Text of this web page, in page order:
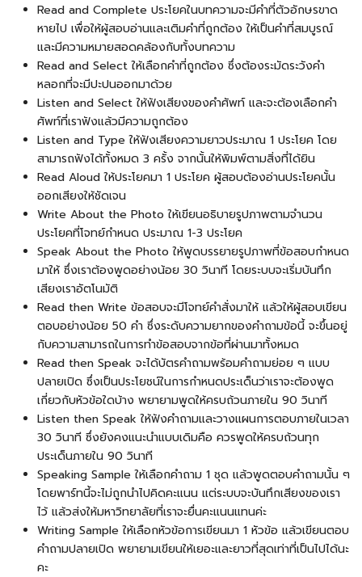
Read and Complete ประโยคในบทความจะมีคำที่ตัวอักษรขาด
หายไป เพื่อให้ผู้สอบอ่านและเติมคำที่ถูกต้อง ให้เป็นคำที่สมบูรณ์
และมีความหมายสอดคล้องกับทั้งบทความ
Read and Select ให้เลือกคำที่ถูกต้อง ซึ่งต้องระมัดระวังคำ
หลอกที่จะมีปะปนออกมาด้วย
Listen and Select ให้ฟังเสียงของคำศัพท์ และจะต้องเลือกคำ
ศัพท์ที่เราฟังแล้วมีความถูกต้อง
Listen and Type ให้ฟังเสียงความยาวประมาณ 1 ประโยค โดย
สามารถฟังได้ทั้งหมด 3 ครั้ง จากนั้นให้พิมพ์ตามสิ่งที่ได้ยิน
Read Aloud ให้ประโยคมา 1 ประโยค ผู้สอบต้องอ่านประโยคนั้น
ออกเสียงให้ชัดเจน
Write About the Photo ให้เขียนอธิบายรูปภาพตามจำนวน
ประโยคที่โจทย์กำหนด ประมาณ 1-3 ประโยค
Speak About the Photo ให้พูดบรรยายรูปภาพที่ข้อสอบกำหนด
มาให้ ซึ่งเราต้องพูดอย่างน้อย 30 วินาที โดยระบบจะเริ่มบันทึก
เสียงเราอัตโนมัติ
Read then Write ข้อสอบจะมีโจทย์คำสั่งมาให้ แล้วให้ผู้สอบเขียน
ตอบอย่างน้อย 50 คำ ซึ่งระดับความยากของคำถามข้อนี้ จะขึ้นอยู่
กับความสามารถในการทำข้อสอบจากข้อที่ผ่านมาทั้งหมด
Read then Speak จะได้บัตรคำถามพร้อมคำถามย่อย ๆ แบบ
ปลายเปิด ซึ่งเป็นประโยชน์ในการกำหนดประเด็นว่าเราจะต้องพูด
เกี่ยวกับหัวข้อใดบ้าง พยายามพูดให้ครบถ้วนภายใน 90 วินาที
Listen then Speak ให้ฟังคำถามและวางแผนการตอบภายในเวลา
30 วินาที ซึ่งยังคงแนะนำแบบเดิมคือ ควรพูดให้ครบถ้วนทุก
ประเด็นภายใน 90 วินาที
Speaking Sample ให้เลือกคำถาม 1 ชุด แล้วพูดตอบคำถามนั้น ๆ
โดยพาร์ทนี้จะไม่ถูกนำไปคิดคะแนน แต่ระบบจะบันทึกเสียงของเรา
ไว้ แล้วส่งให้มหาวิทยาลัยที่เราจะยื่นคะแนนแทนค่ะ
Writing Sample ให้เลือกหัวข้อการเขียนมา 1 หัวข้อ แล้วเขียนตอบ
คำถามปลายเปิด พยายามเขียนให้เยอะและยาวที่สุดเท่าที่เป็นไปได้นะ
คะ